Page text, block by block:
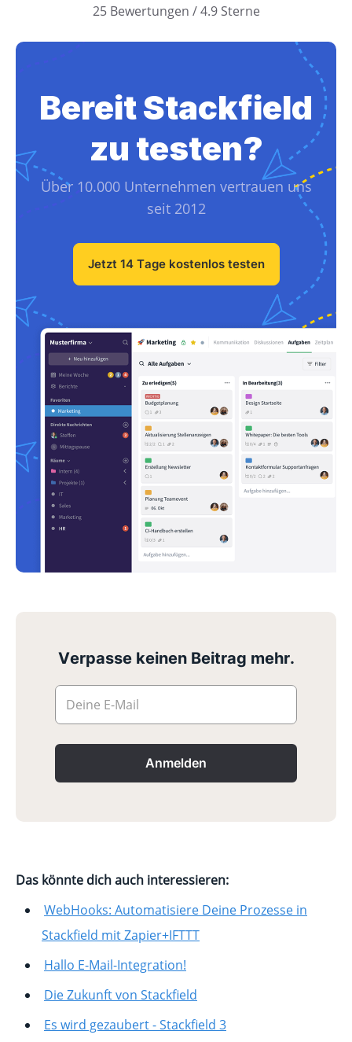
25 Bewertungen / 4.9 Sterne
Bereit Stackfield
zu testen?
Über 10.000 Unternehmen vertrauen uns
seit 2012
Jetzt 14 Tage kostenlos testen
Verpasse keinen Beitrag mehr.
Deine E-Mail
Anmelden
Das könnte dich auch interessieren:
WebHooks: Automatisiere Deine Prozesse in
Stackfield mit Zapier+IFTTT
Hallo E-Mail-Integration!
Die Zukunft von Stackfield
Es wird gezaubert - Stackfield 3